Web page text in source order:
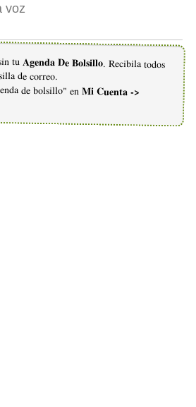
voz
tu Agenda De Bolsillo. Recibila todos
de correo.
de bolsillo" en Mi Cuenta ->